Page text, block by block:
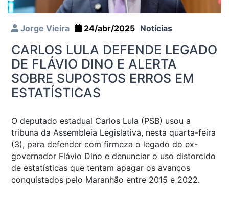
Jorge Vieira 24/abr/2025 Notícias
CARLOS LULA DEFENDE LEGADO
DE FLÁVIO DINO E ALERTA
SOBRE SUPOSTOS ERROS EM
ESTATÍSTICAS
O deputado estadual Carlos Lula (PSB) usou a
tribuna da Assembleia Legislativa, nesta quarta-feira
(3), para defender com firmeza o legado do ex-
governador Flávio Dino e denunciar o uso distorcido
de estatísticas que tentam apagar os avanços
conquistados pelo Maranhão entre 2015 e 2022.